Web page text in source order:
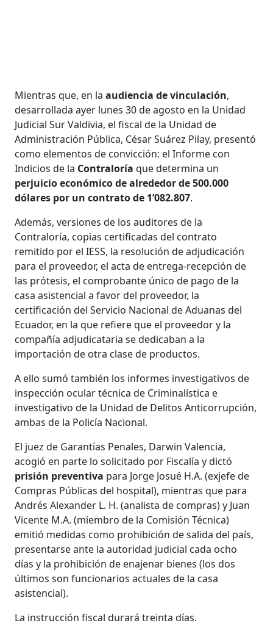
Mientras que, en laaudiencia de vinculación,
desarrollada ayer lunes 30 de agosto en la Unidad
Judicial Sur Valdivia, el fiscal de la Unidad de
Administración Pública, César Suárez Pilay, presentó
como elementos de convicción: el Informe con
Indicios de la Contraloría que determina un
perjuicio económico de alrededor de 500.000
dólares por un contrato de 1’082.807.
Además, versiones de los auditores de la
Contraloría, copias certificadas del contrato
remitido por el IESS, la resolución de adjudicación
para el proveedor, el acta de entrega-recepción de
las prótesis, el comprobante único de pago de la
casa asistencial a favor del proveedor, la
certificación del Servicio Nacional de Aduanas del
Ecuador, en la que refiere que el proveedor y la
compañía adjudicataria se dedicaban a la
importación de otra clase de productos.
A ello sumó también los informes investigativos de
inspección ocular técnica de Criminalística e
investigativo de la Unidad de Delitos Anticorrupción,
ambas de la Policía Nacional.
El juez de Garantías Penales, Darwin Valencia,
acogió en parte lo solicitado por Fiscalía y dictó
prisión preventiva para Jorge Josué H.A. (exjefe de
Compras Públicas del hospital), mientras que para
Andrés Alexander L. H. (analista de compras) y Juan
Vicente M.A. (miembro de la Comisión Técnica)
emitió medidas como prohibición de salida del país,
presentarse ante la autoridad judicial cada ocho
días y la prohibición de enajenar bienes (los dos
últimos son funcionarios actuales de la casa
asistencial).
La instrucción fiscal durará treinta días.